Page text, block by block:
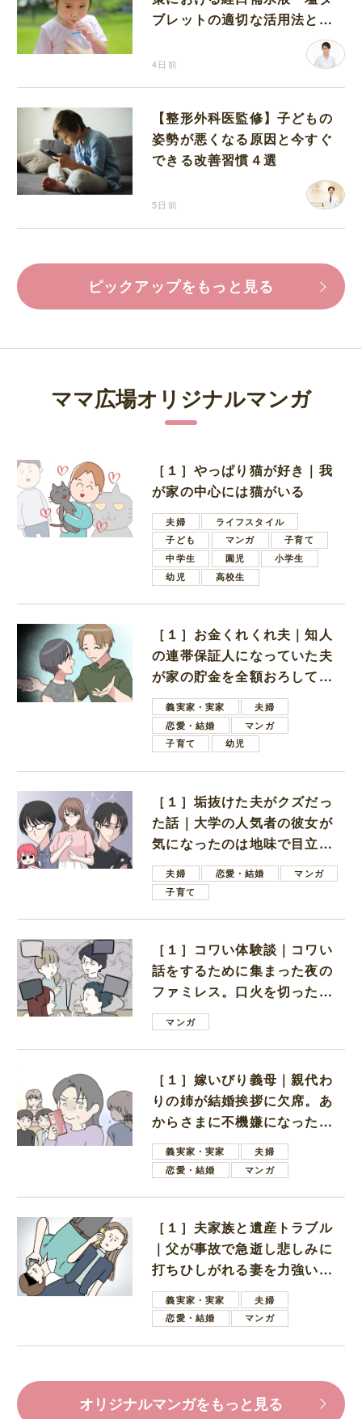
ブレットの適切な活用法と水
4日前
【整形外科医監修】子どもの
姿勢が悪くなる原因と今すぐ
できる改善習慣４選
5日前
ピックアップをもっと見る
ママ広場オリジナルマンガ
［１］やっぱり猫が好き｜我
が家の中心には猫がいる
夫婦
ライフスタイル
子ども
マンガ
子育て
中学生
園児
小学生
幼児
高校生
［１］お金くれくれ夫｜知人
の連帯保証人になっていた夫
が家の貯金を全額おろしてほ
しいと言ってきた
義実家・実家
夫婦
恋愛・結婚
マンガ
子育て
幼児
［１］垢抜けた夫がクズだっ
た話｜大学の人気者の彼女が
気になったのは地味で目立た
ない男子学生
夫婦 恋愛・結婚
マンガ
子育て
［１］コワい体験談｜コワい
話をするために集まった夜の
ファミレス。口火を切ったの
は電車好きの男の子ママ
マンガ
［１］嫁いびり義母｜親代わ
りの姉が結婚挨拶に欠席。あ
からさまに不機嫌になった義
母義実家・実家
夫婦
恋愛・結婚
マンガ
［１］夫家族と遺産トラブル
｜父が事故で急逝し悲しみに
打ちひしがれる妻を力強い言
葉で励ます夫
義実家・実家
夫婦
恋愛・結婚
マンガ
オリジナルマンガをもっと見る